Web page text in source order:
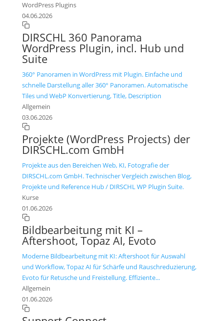
WordPress Plugins
04.06.2026
DIRSCHL 360 Panorama
WordPress Plugin, incl. Hub und
Suite
360° Panoramen in WordPress mit Plugin. Einfache und
schnelle Darstellung aller 360° Panoramen. Automatische
Tiles und WebP Konvertierung, Title, Description
Allgemein
03.06.2026
Projekte (WordPress Projects) der
DIRSCHL.com GmbH
Projekte aus den Bereichen Web, KI, Fotografie der
DIRSCHL.com GmbH. Technischer Vergleich zwischen Blog,
Projekte und Reference Hub / DIRSCHL WP Plugin Suite.
Kurse
01.06.2026
Bildbearbeitung mit KI –
Aftershoot, Topaz AI, Evoto
Moderne Bildbearbeitung mit KI: Aftershoot für Auswahl
und Workflow, Topaz AI für Schärfe und Rauschreduzierung,
Evoto für Retusche und Freistellung. Effiziente...
Allgemein
01.06.2026